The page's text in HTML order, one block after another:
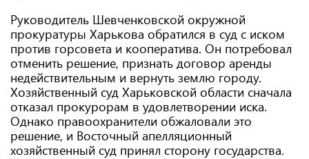
Руководитель Шевченковской окружной
прокуратуры Харькова обратился в суд с иском
против горсовета и кооператива. Он потребовал
отменить решение, признать договор аренды
недействительным и вернуть землю городу.
Хозяйственный суд Харьковской области сначала
отказал прокурорам в удовлетворении иска.
Однако правоохранители обжаловали это
решение, и Восточный апелляционный
хозяйственный суд принял сторону государства.